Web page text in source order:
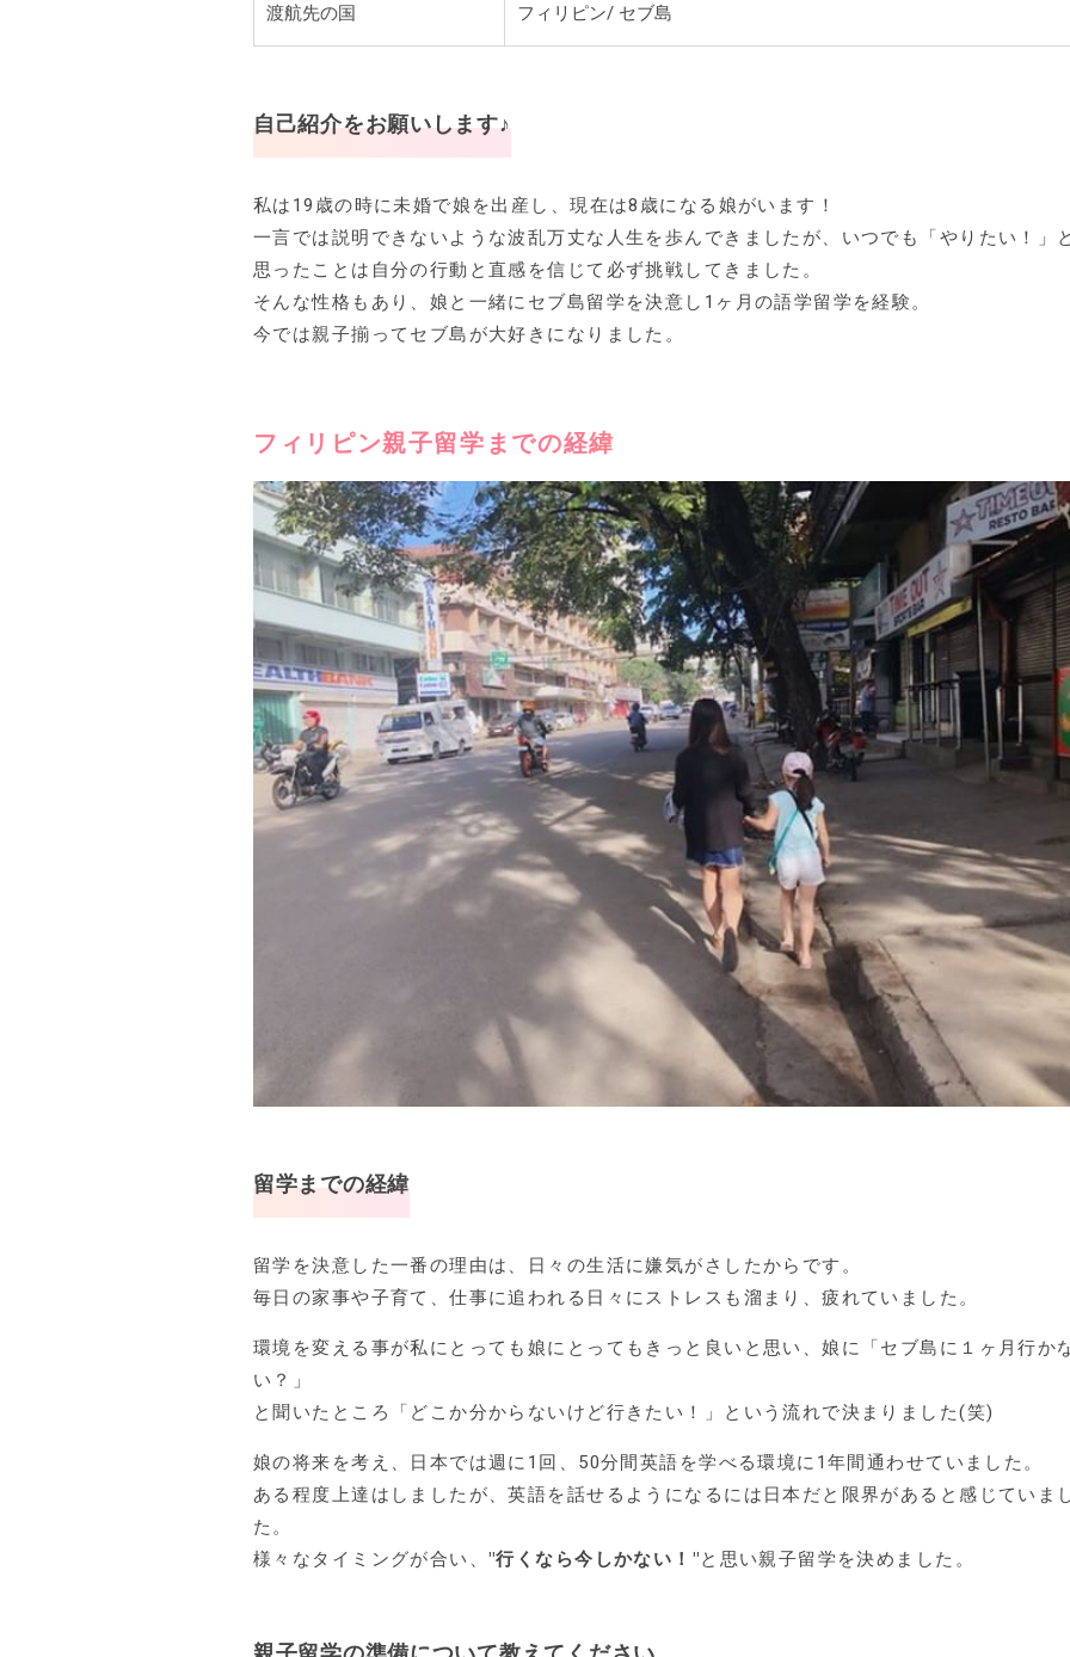
渡航先の国 フィリピン/ セブ島
自己紹介をお願いします♪
私は19歳の時に未婚で娘を出産し、現在は8歳になる娘がいます！
一言では説明できないような波乱万丈な人生を歩んできましたが、いつでも「やりたい！」
思ったことは自分の行動と直感を信じて必ず挑戦してきました。
そんな性格もあり、娘と一緒にセブ島留学を決意し1ヶ月の語学留学を経験。
今では親子揃ってセブ島が大好きになりました。
フィリピン親子留学までの経緯
留学までの経緯
留学を決意した一番の理由は、日々の生活に嫌気がさしたからです。
毎日の家事や子育て、仕事に追われる日々にストレスも溜まり、疲れていました。
環境を変える事が私にとっても娘にとってもきっと良いと思い、娘に「セブ島に１ヶ月行か
い？」
と聞いたところ「どこか分からないけど行きたい！」という流れで決まりました(笑)
娘の将来を考え、日本では週に1回、50分間英語を学べる環境に1年間通わせていました。
ある程度上達はしましたが、英語を話せるようになるには日本だと限界があると感じていま
た。
様々なタイミングが合い、"行くなら今しかない！"と思い親子留学を決めました。